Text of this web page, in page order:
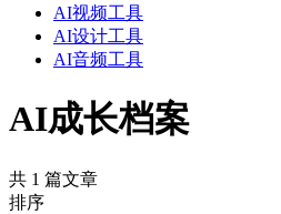
AI视频工具
AI设计工具
AI音频工具
AI成长档案
共 1 篇文章
排序